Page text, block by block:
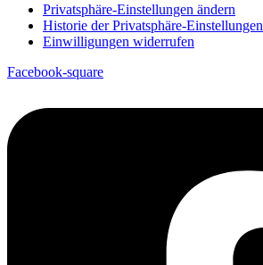
Privatsphäre-Einstellungen ändern
Historie der Privatsphäre-Einstellungen
Einwilligungen widerrufen
Facebook-square